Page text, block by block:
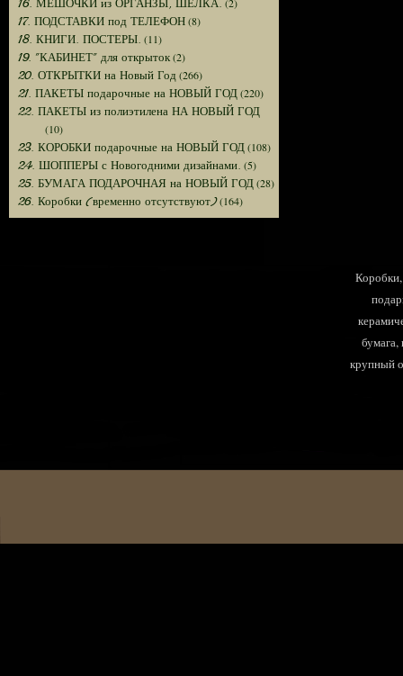
16. МЕШОЧКИ из ОРГАНЗЫ, ШЁЛКА.
17. ПОДСТАВКИ под ТЕЛЕФОН(8)
18. КНИГИ. ПОСТЕРЫ. (11)
19. "КАБИНЕТ" для открыток(2)
20. ОТКРЫТКИ на Новый Год (266)
21. ПАКЕТЫ подарочные на НОВЫЙ ГОД(220)
22. ПАКЕТЫ из полиэтилена НА НОВЫЙ ГОД
(10)
23. КОРОБКИ подарочные на НОВЫЙ ГОД(108)
24. ШОППЕРЫ с Новогодними дизайнами. (5)
25. БУМАГА ПОДАРОЧНАЯ на НОВЫЙ ГОД(28)
26. Коробки (временно отсутствуют)(164)
крупный